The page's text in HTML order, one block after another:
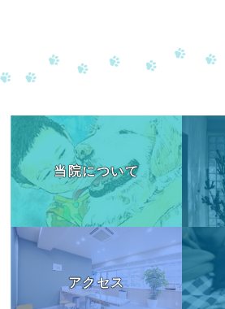
当院について
アクセス